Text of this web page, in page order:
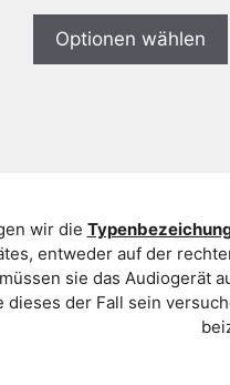
Optionen wählen
wir die
entweder auf der
sie das Audiogerät
der Fall sein